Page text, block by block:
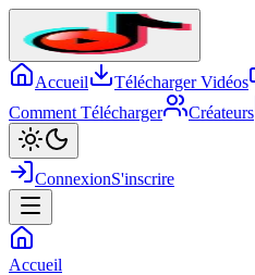
Accueil Télécharger Vidéos
Comment Télécharger
Créateurs
ConnexionS'inscrire
Accueil